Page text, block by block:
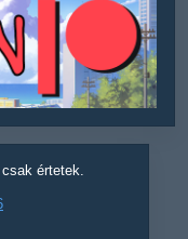
értetek.